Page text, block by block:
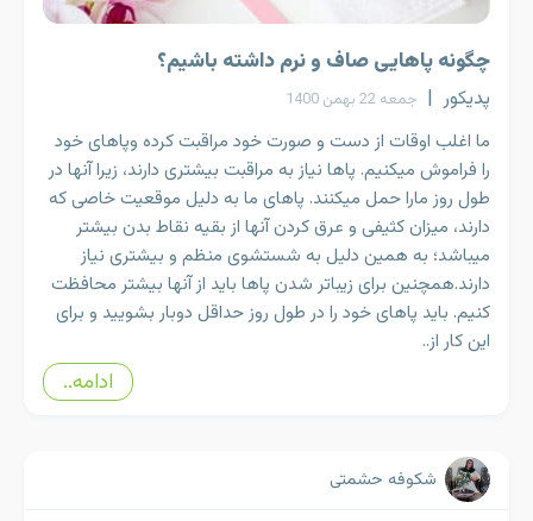
چگونه پاهایی صاف و نرم داشته باشیم؟
پدیکور | جمعه 22 بهمن 1400
ما اغلب اوقات از دست و صورت خود مراقبت کرده وپاهای خود
را فراموش میکنیم. پاها نیاز به مراقبت بیشتری دارند، زیرا آنها در
طول روز مارا حمل میکنند. پاهای ما به دلیل موقعیت خاصی که
دارند، میزان کثیفی و عرق کردن آنها از بقیه نقاط بدن بیشتر
میباشد؛ به همین دلیل به شستشوی منظم و بیشتری نیاز
دارند.همچنین برای زیباتر شدن پاها باید از آنها بیشتر محافظت
کنیم. باید پاهای خود را در طول روز حداقل دوبار بشویید و برای
این کار از..
ادامه..
شکوفه حشمتی